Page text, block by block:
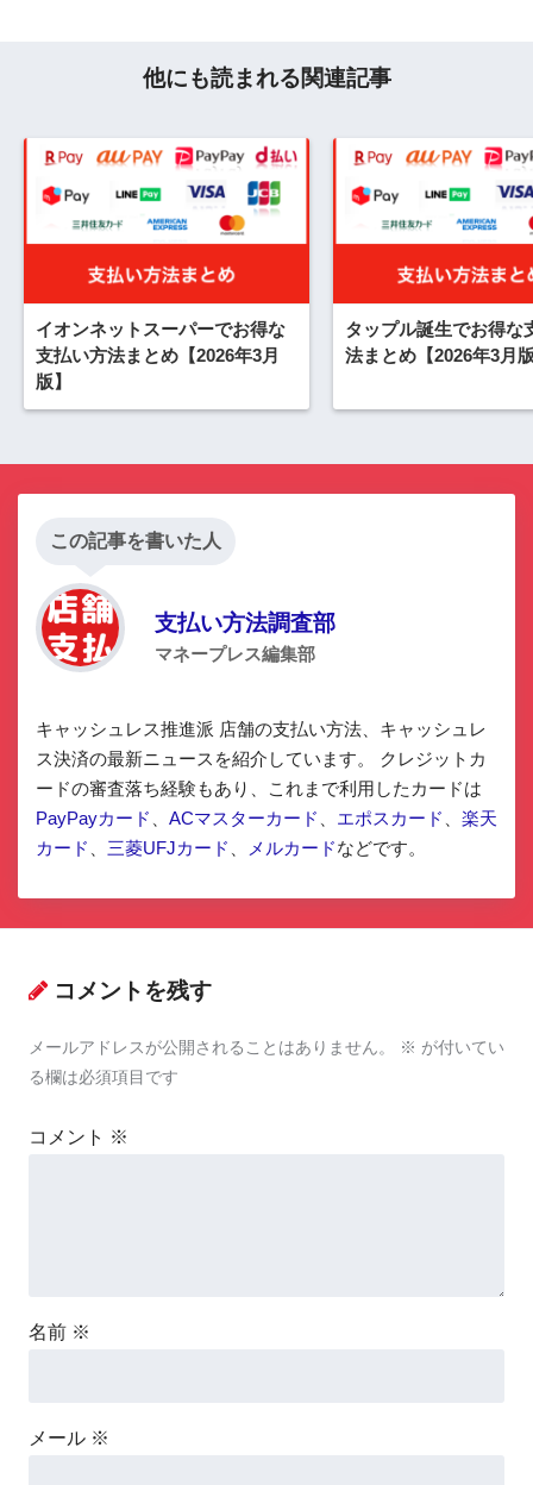
他にも読まれる関連記事
イオンネットスーパーでお得な
支払い方法まとめ【2026年3月
版】
タップル誕生でお得な
法まとめ【2026年3月
この記事を書いた人
支払い方法調査部
マネープレス編集部
キャッシュレス推進派 店舗の支払い方法、キャッシュレ
ス決済の最新ニュースを紹介しています。 クレジットカ
ードの審査落ち経験もあり、これまで利用したカードは
PayPayカード
ACマスターカード エポスカード
楽天
カード
三菱UFJカード メルカードなどです。
コメントを残す
メールアドレスが公開されることはありません。 ※ が付いてい
る欄は必須項目です
コメント ※
名前 ※
メール ※